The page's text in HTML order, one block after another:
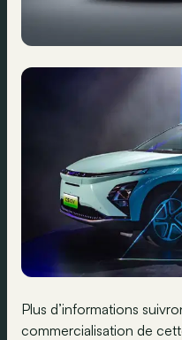
Plus d’informations
commercialisation de